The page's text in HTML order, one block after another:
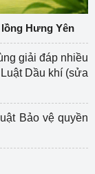
Hưng Yên
giải đáp nhiều
Dầu khí (sửa
Bảo vệ quyền